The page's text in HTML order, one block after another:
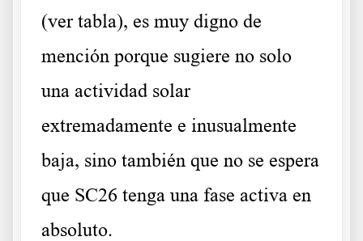
(ver tabla), es muy digno de
mención porque sugiere no solo
una actividad solar
extremadamente e inusualmente
baja, sino también que no se espera
que SC26 tenga una fase activa en
absoluto.